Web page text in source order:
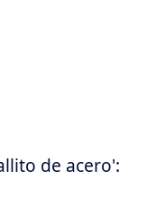
de acero':